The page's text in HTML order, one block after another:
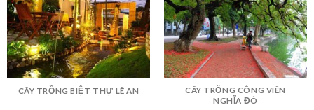
CÂY TRỒNG BIỆT THỰ LÊ AN
CÂY TRỒNG CÔNG VIÊN
NGHĨA ĐÔ